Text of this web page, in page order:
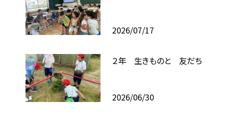
2026/07/17
２年 生きものと 友だち
2026/06/30